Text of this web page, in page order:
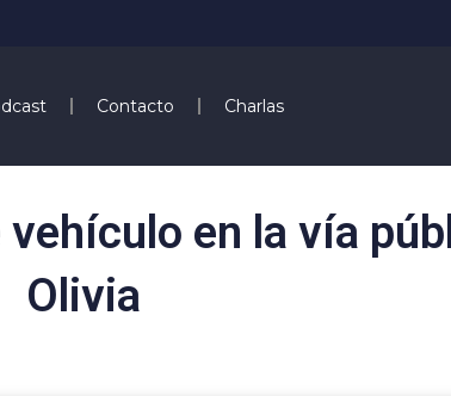
Contacto Charlas
en la vía
Olivia